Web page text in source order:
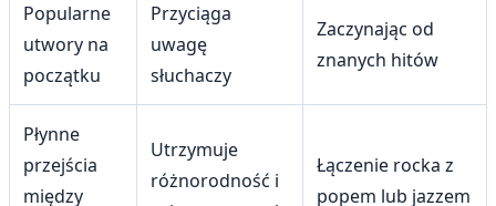
Popularne
utwory na
początku
Przyciąga
uwagę
słuchaczy
Zaczynając od
znanych hitów
Płynne
przejścia
między
Utrzymuje
różnorodność i
Łączenie rocka z
popem lub jazzem